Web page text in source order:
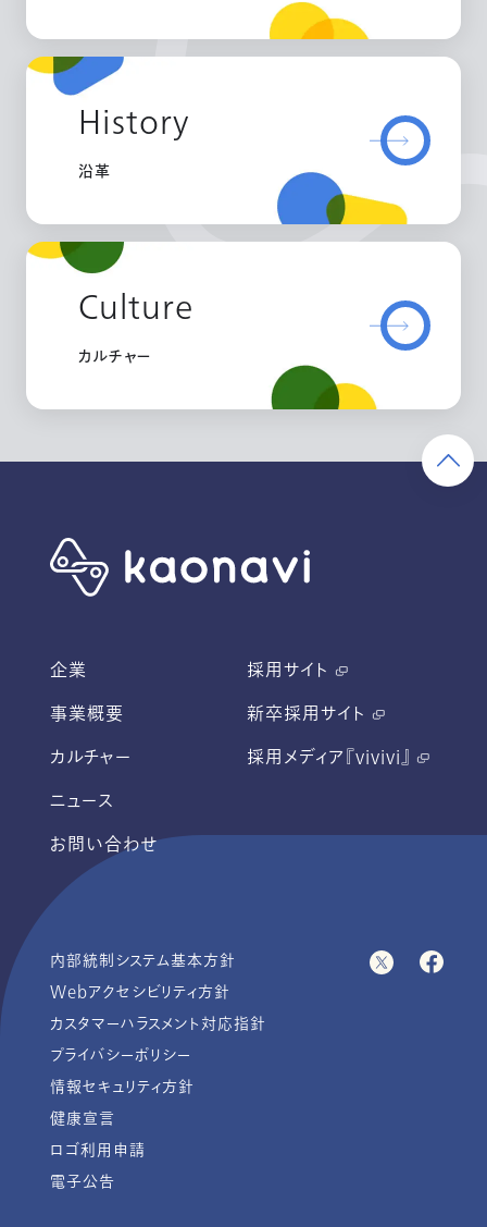
History
沿革
Culture
カルチャー
企業
事業概要
カルチャー
ニュース
お問い合わせ
採用サイト
新卒採用サイト
採用メディア『vivivi』
内部統制システム基本方針
Webアクセシビリティ方針
カスタマーハラスメント対応指針
プライバシーポリシー
情報セキュリティ方針
健康宣言
ロゴ利用申請
電子公告